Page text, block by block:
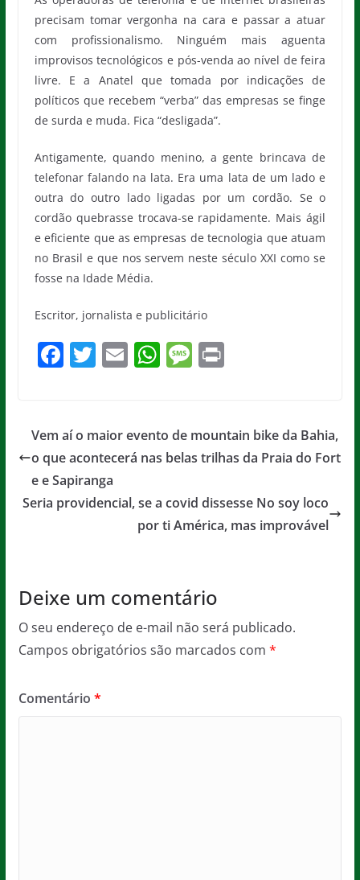
precisam tomar vergonha na cara e passar a atuar
com profissionalismo. Ninguém mais aguenta
improvisos tecnológicos e pós-venda ao nível de feira
livre. E a Anatel que tomada por indicações de
políticos que recebem “verba” das empresas se finge
de surda e muda. Fica “desligada”.
Antigamente, quando menino, a gente brincava de
telefonar falando na lata. Era uma lata de um lado e
outra do outro lado ligadas por um cordão. Se o
cordão quebrasse trocava-se rapidamente. Mais ágil
e eficiente que as empresas de tecnologia que atuam
no Brasil e que nos servem neste século XXI como se
fosse na Idade Média.
Escritor, jornalista e publicitário
F
e
b
o
o
T
er
E
l
W
s
A
p
M
a
g
Pr
Vem aí o maior evento de mountain bike da Bahia,
o que acontecerá nas belas trilhas da Praia do Fort
e e Sapiranga
Seria providencial, se a covid dissesse No soy loco
por ti América, mas improvável
Deixe um comentário
O seu endereço de e-mail não será publicado.
Campos obrigatórios são marcados com *
Comentário *